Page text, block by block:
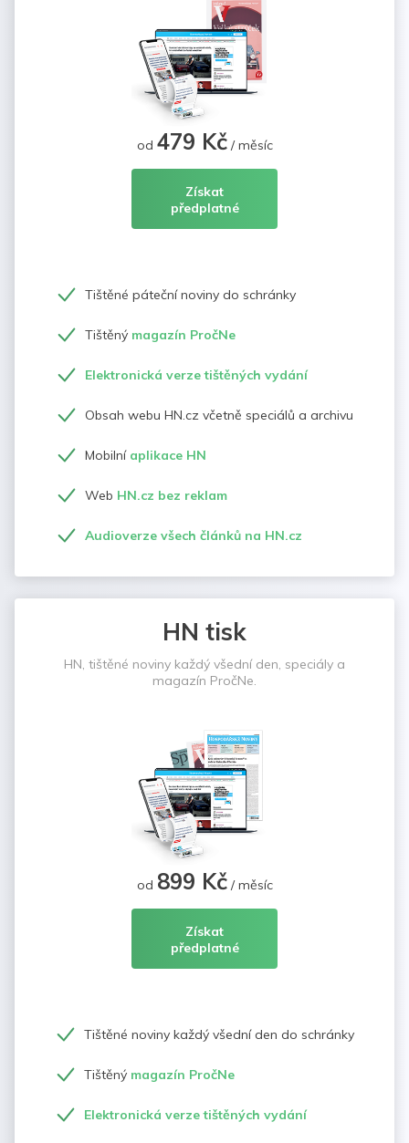
od 479 Kč/ měsíc
Získat
předplatné
Tištěné páteční noviny do schránky
Tištěný magazín PročNe
Elektronická verze tištěných vydání
Obsah webu HN.cz včetně speciálů a archivu
Mobilní aplikace HN
Web HN.cz bez reklam
Audioverze všech článků na HN.cz
HN tisk
HN, tištěné noviny každý všední den, speciály a
magazín PročNe.
od 899 Kč/ měsíc
Získat
předplatné
Tištěné noviny každý všední den do schránky
Tištěný magazín PročNe
Elektronická verze tištěných vydání